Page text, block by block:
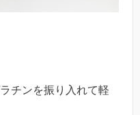
チンを振り入れて軽